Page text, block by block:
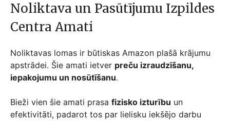
Noliktava un Pasūtījumu Izpildes
Centra Amati
Noliktavas lomas ir būtiskas Amazon plašā krājumu
apstrādei. Šie amati ietver preču izraudzīšanu,
iepakojumu un nosūtīšanu.
Bieži vien šie amati prasa fizisko izturību un
efektivitāti, padarot tos par lielisku iekšējo darbu